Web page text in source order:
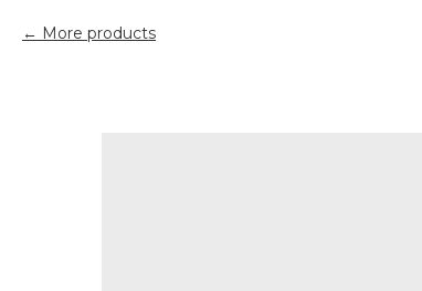
More products